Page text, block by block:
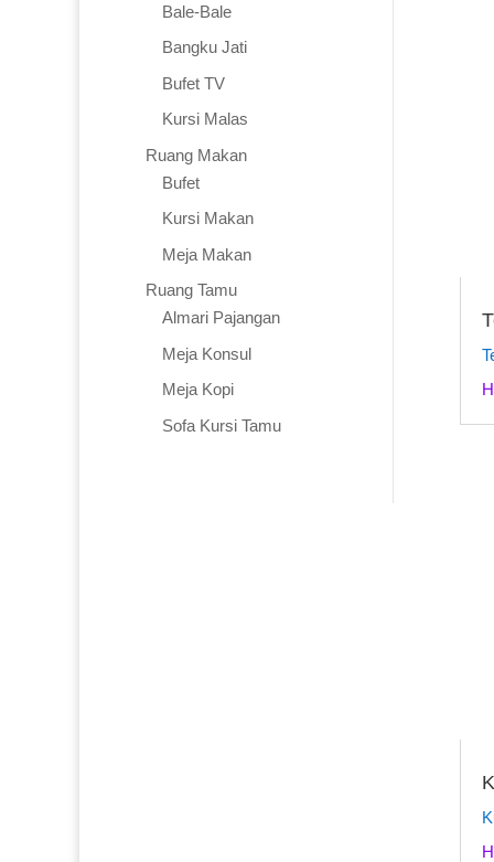
Bale-Bale
Bangku Jati
Bufet TV
Kursi Malas
Ruang Makan
Bufet
Kursi Makan
Meja Makan
Ruang Tamu
Almari Pajangan
Meja Konsul
Meja Kopi
Sofa Kursi Tamu